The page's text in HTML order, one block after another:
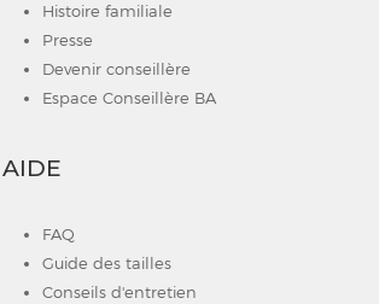
Histoire familiale
Presse
Devenir conseillère
Espace Conseillère BA
AIDE
FAQ
Guide des tailles
Conseils d'entretien